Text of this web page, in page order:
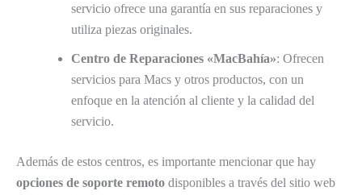
servicio ofrece una garantía en sus reparaciones y
utiliza piezas originales.
Centro de Reparaciones «MacBahía»: Ofrecen
servicios para Macs y otros productos, con un
enfoque en la atención al cliente y la calidad del
servicio.
Además de estos centros, es importante mencionar que hay
opciones de soporte remoto disponibles a través del sitio web